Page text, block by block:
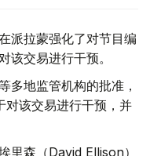
派拉蒙强化了对节目编
该交易进行干预。
多地监管机构的批准，
对该交易进行干预，并
里森（David Ellison）